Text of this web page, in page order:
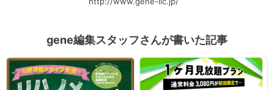
gene編集スタッフさんが書いた記事